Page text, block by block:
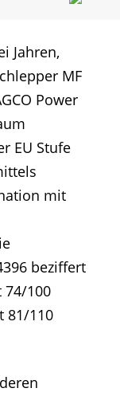
Jahren,
MF
Power
EU Stufe
mit
beziffert
74/100
81/110